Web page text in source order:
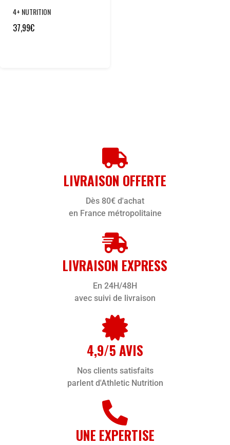
4+ NUTRITION
37,99€
LIVRAISON OFFERTE
Dès 80€ d'achat
en France métropolitaine
LIVRAISON EXPRESS
En 24H/48H
avec suivi de livraison
4,9/5 AVIS
Nos clients satisfaits
parlent d'Athletic Nutrition
UNE EXPERTISE